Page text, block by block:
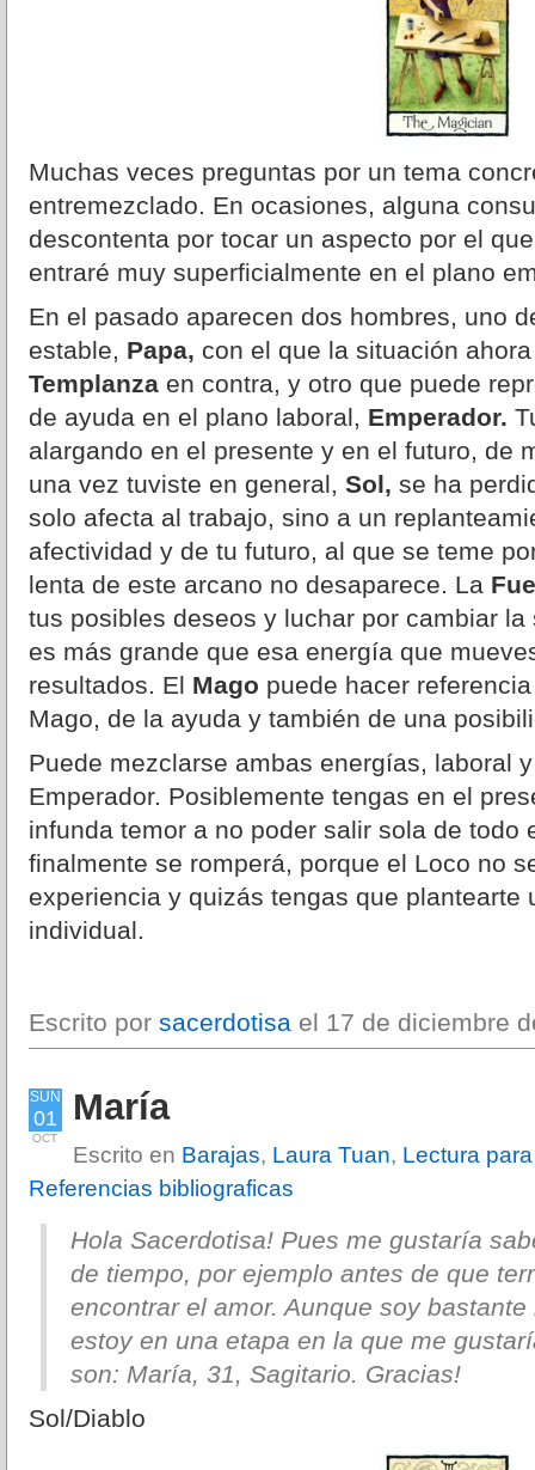
Muchas veces preguntas por un tema
entremezclado. En ocasiones, alguna
descontenta por tocar un aspecto por el
entraré muy superficialmente en el plano
En el pasado aparecen dos hombres, uno
estable, Papa, con el que la situación
Templanza en contra, y otro que puede
de ayuda en el plano laboral, Emperador.
alargando en el presente y en el futuro, de
una vez tuviste en general, Sol, se ha
solo afecta al trabajo, sino a un
afectividad y de tu futuro, al que se teme
lenta de este arcano no desaparece. La
tus posibles deseos y luchar por cambiar
es más grande que esa energía que
resultados. El Mago puede hacer
Mago, de la ayuda y también de una
Puede mezclarse ambas energías, laboral
Emperador. Posiblemente tengas en el
infunda temor a no poder salir sola de todo
finalmente se romperá, porque el Loco no
experiencia y quizás tengas que plantearte
individual.
Escrito por sacerdotisa el 17 de diciembre
SUN
01
OCT
María
Escrito en Barajas, Laura Tuan, Lectura
Referencias bibliograficas
Hola Sacerdotisa! Pues me gustaría
de tiempo, por ejemplo antes de que
encontrar el amor. Aunque soy
estoy en una etapa en la que me
son: María, 31, Sagitario. Gracias!
Sol/Diablo